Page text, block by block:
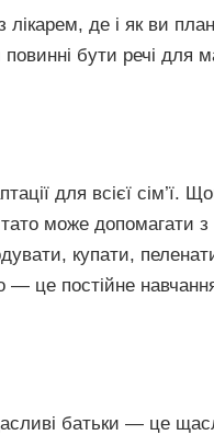
лікарем, де і як ви
повинні бути речі для
для всієї сім’ї.
може допомагати
купати,
— це постійне
батьки — це